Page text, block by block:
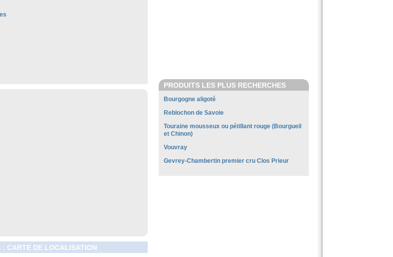
CARTE DE LOCALISATION
PRODUITS LES PLUS RECHERCHES
Bourgogne aligoté
Reblochon de Savoie
Touraine mousseux ou pétillant rouge (Bourgueil
et Chinon)
Vouvray
Gevrey-Chambertin premier cru Clos Prieur